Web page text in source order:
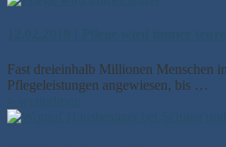
Fast dreieinhalb Millionen Menschen
Pflegeleistungen angewiesen, bis …